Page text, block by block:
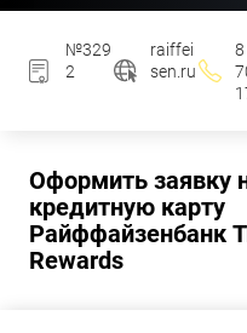
№329
2
raiffei
sen.ru
8
Оформить заявку
кредитную карту
Райффайзенбанк
Rewards